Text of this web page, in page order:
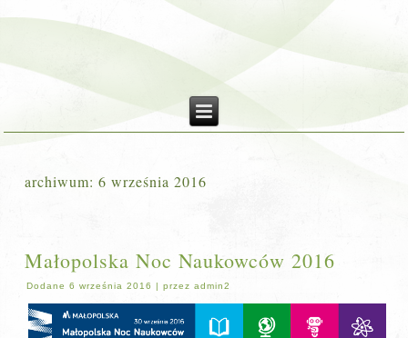
archiwum:6 września 2016
Małopolska Noc Naukowców 2016
Dodane 6 września 2016 |przez admin2